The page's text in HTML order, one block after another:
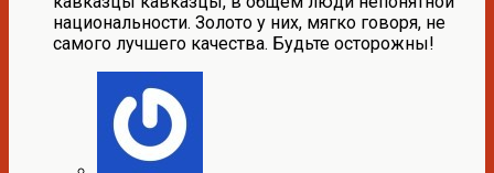
национальности. Золото у них, мягко говоря, не
самого лучшего качества. Будьте осторожны!